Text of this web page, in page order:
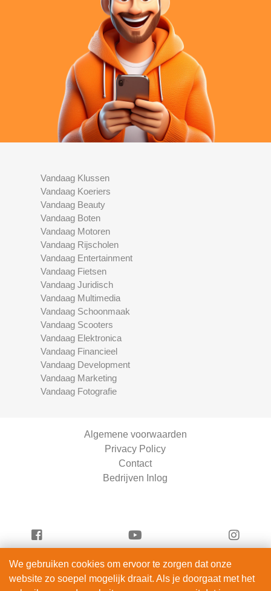
Vandaag Klussen
Vandaag Koeriers
Vandaag Beauty
Vandaag Boten
Vandaag Motoren
Vandaag Rijscholen
Vandaag Entertainment
Vandaag Fietsen
Vandaag Juridisch
Vandaag Multimedia
Vandaag Schoonmaak
Vandaag Scooters
Vandaag Elektronica
Vandaag Financieel
Vandaag Development
Vandaag Marketing
Vandaag Fotografie
Algemene voorwaarden
Privacy Policy
Contact
Bedrijven Inlog
Vandaag Auto's is onderdeel van
We gebruiken cookies om ervoor te zorgen dat onze
website zo soepel mogelijk draait. Als je doorgaat met het